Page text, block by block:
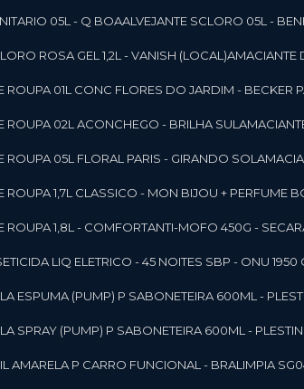
05L - Q BOA ALVEJANTE SCLORO 05L -
ROSA GEL 1,2L - VANISH (LOCAL)
ROUPA 01L CONC FLORES DO JARDIM - BECKER
ROUPA 02L ACONCHEGO - BRILHA SUL
ROUPA 05L FLORAL PARIS - GIRANDO SOL
ROUPA 1,7L CLASSICO - MON BIJOU + PERFUME
ROUPA 1,8L - COMFORT ANTI-MOFO 450G - SECAR
LIQ ELETRICO - 45 NOITES SBP - ONU 1950
ESPUMA (PUMP) P SABONETEIRA 600ML -
SPRAY (PUMP) P SABONETEIRA 600ML -
AMARELA P CARRO FUNCIONAL - BRALIMPIA